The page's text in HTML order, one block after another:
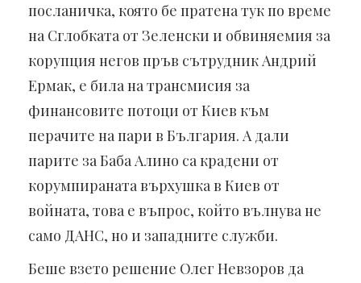
посланичка, която бе пратена тук по време
на Сглобката от Зеленски и обвиняемия за
корупция негов пръв сътрудник Андрий
Ермак, е била на трансмисия за
финансовите потоци от Киев към
перачите на пари в България. А дали
парите за Баба Алино са крадени от
корумпираната върхушка в Киев от
войната, това е въпрос, който вълнува не
само ДАНС, но и западните служби.
Беше взето решение Олег Невзоров да